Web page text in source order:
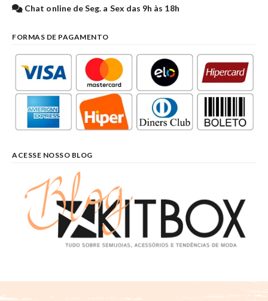
Chat online de Seg. a Sex das 9h às 18h
FORMAS DE PAGAMENTO
ACESSE NOSSO BLOG